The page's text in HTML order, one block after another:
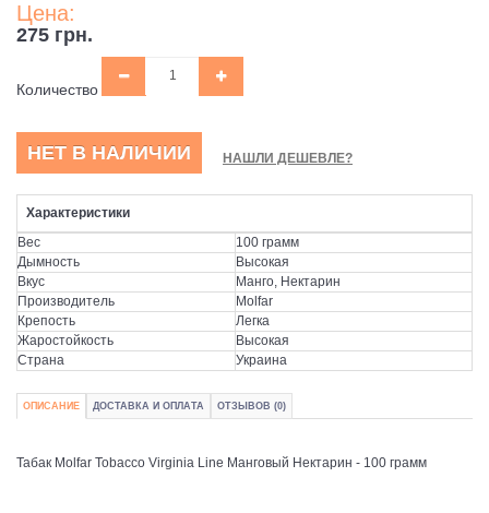
Цена:
275 грн.
Количество
НЕТ В НАЛИЧИИ НАШЛИ ДЕШЕВЛЕ?
Характеристики
Вес
100 грамм
Дымность
Высокая
Вкус
Манго, Нектарин
Производитель
Molfar
Крепость
Легка
Жаростойкость
Высокая
Страна
Украина
ОПИСАНИЕ ДОСТАВКА И ОПЛАТА ОТЗЫВОВ (0)
Табак Molfar Tobacco Virginia Line Манговый Нектарин - 100 грамм